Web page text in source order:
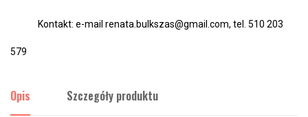
Kontakt: e-mail renata.bulkszas@gmail.com, tel. 510 203
579
Opis Szczegóły produktu